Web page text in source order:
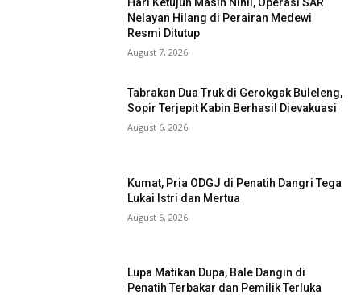
Hari Ketujuh Masih Nihil, Operasi SAR
Nelayan Hilang di Perairan Medewi
Resmi Ditutup
August 7, 2026
Tabrakan Dua Truk di Gerokgak Buleleng,
Sopir Terjepit Kabin Berhasil Dievakuasi
August 6, 2026
Kumat, Pria ODGJ di Penatih Dangri Tega
Lukai Istri dan Mertua
August 5, 2026
Lupa Matikan Dupa, Bale Dangin di
Penatih Terbakar dan Pemilik Terluka